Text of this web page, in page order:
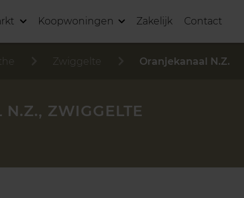
Koopwoningen Zakelijk Contact
Zwiggelte Oranjekanaal N.Z.
ZWIGGELTE